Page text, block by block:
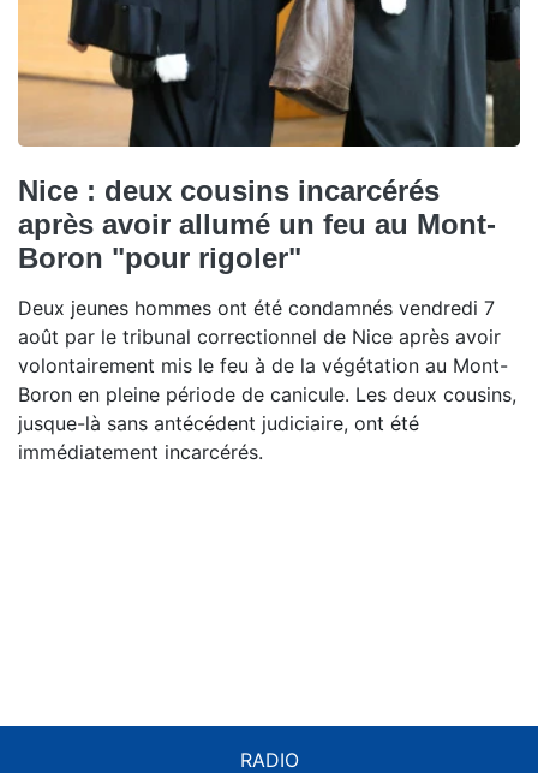
Nice : deux cousins incarcérés
après avoir allumé un feu au Mont-
Boron "pour rigoler"
Deux jeunes hommes ont été condamnés vendredi 7
août par le tribunal correctionnel de Nice après avoir
volontairement mis le feu à de la végétation au Mont-
Boron en pleine période de canicule. Les deux cousins,
jusque-là sans antécédent judiciaire, ont été
immédiatement incarcérés.
RADIO